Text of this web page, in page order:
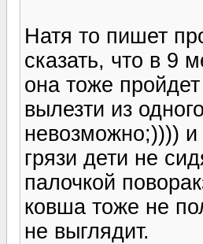
Натя то пишет
сказать, что в 9
она тоже
вылезти из
невозможно;))))
грязи дети не
палочкой
ковша тоже не
не выглядит.